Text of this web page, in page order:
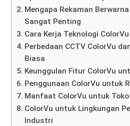
Mengapa Rekaman
Sangat Penting
Cara Kerja Teknologi
Perbedaan CCTV ColorVu
Biasa
Keunggulan Fitur ColorVu
Penggunaan ColorVu untuk
Manfaat ColorVu untuk
ColorVu untuk Lingkungan
Industri